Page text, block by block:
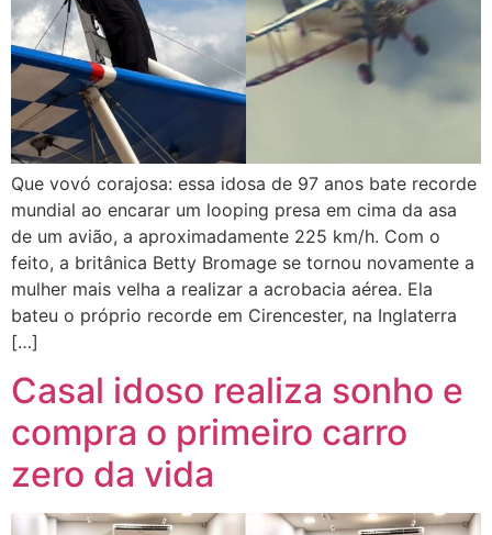
Que vovó corajosa: essa idosa de 97 anos bate recorde
mundial ao encarar um looping presa em cima da asa
de um avião, a aproximadamente 225 km/h. Com o
feito, a britânica Betty Bromage se tornou novamente a
mulher mais velha a realizar a acrobacia aérea. Ela
bateu o próprio recorde em Cirencester, na Inglaterra
[…]
Casal idoso realiza sonho e
compra o primeiro carro
zero da vida